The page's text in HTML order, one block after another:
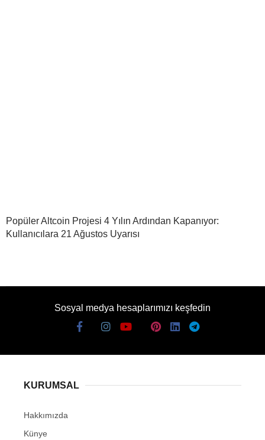
Popüler Altcoin Projesi 4 Yılın Ardından Kapanıyor:
Kullanıcılara 21 Ağustos Uyarısı
Sosyal medya hesaplarımızı keşfedin
KURUMSAL
Hakkımızda
Künye